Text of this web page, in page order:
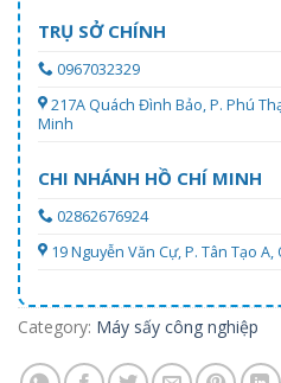
TRỤ SỞ CHÍNH
0967032329
217A Quách Đình Bảo, P. Phú
Minh
CHI NHÁNH HỒ CHÍ MINH
02862676924
19 Nguyễn Văn Cự, P. Tân Tạo
Category: Máy sấy công nghiệp